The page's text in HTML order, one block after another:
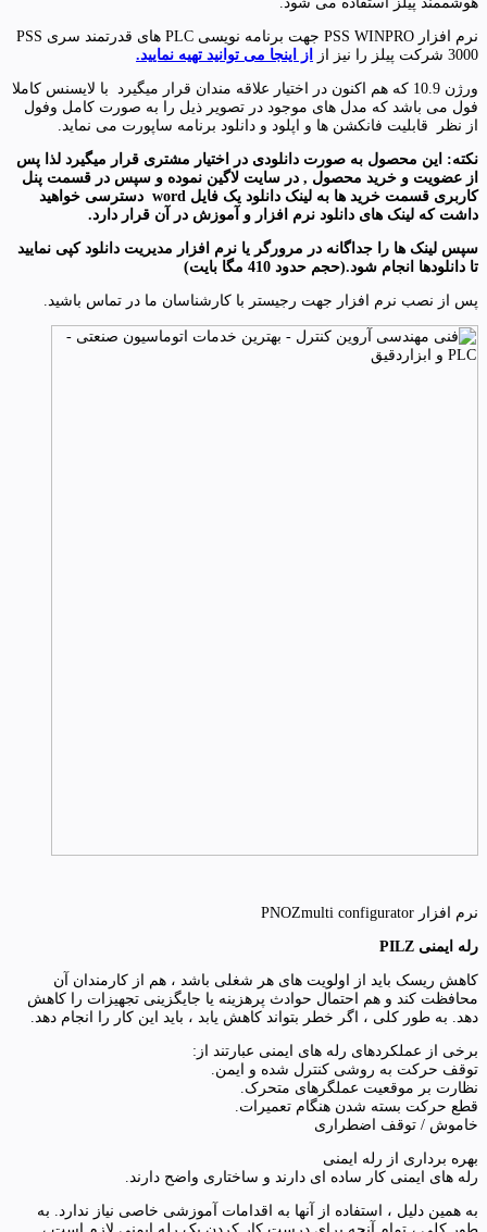
نرم افزار PSS WINPRO جهت برنامه نویسی PLC های قدرتمند سری PSS
3000 شرکت پیلز را نیز از
از اینجا می توانید تهیه نمایید.
ورژن 10.9 که هم اکنون در اختیار علاقه مندان قرار میگیرد با لایسنس کاملا
فول می باشد که مدل های موجود در تصویر ذیل را به صورت کامل وفول
از نظر قابلیت فانکشن ها و اپلود و دانلود برنامه ساپورت می نماید.
نکته: این محصول به صورت دانلودی در اختیار مشتری قرار میگیرد لذا پس
از عضویت و خرید محصول , در سایت لاگین نموده و سپس در قسمت پنل
کاربری قسمت خرید ها به لینک دانلود یک فایل word دسترسی خواهید
داشت که لینک های دانلود نرم افزار و آموزش در آن قرار دارد.
سپس لینک ها را جداگانه در مرورگر یا نرم افزار مدیریت دانلود کپی نمایید
تا دانلودها انجام شود.(حجم حدود 410 مگا بایت )
پس از نصب نرم افزار جهت رجیستر با کارشناسان ما در تماس باشید.
نرم افزار PNOZmulti configurator
رله ایمنی PILZ
کاهش ریسک باید از اولویت های هر شغلی باشد ، هم از کارمندان آن
محافظت کند و هم احتمال حوادث پرهزینه یا جایگزینی تجهیزات را کاهش
دهد. به طور کلی ، اگر خطر بتواند کاهش یابد ، باید این کار را انجام دهد.
برخی از عملکردهای رله های ایمنی عبارتند از:
توقف حرکت به روشی کنترل شده و ایمن.
نظارت بر موقعیت عملگرهای متحرک.
قطع حرکت بسته شدن هنگام تعمیرات.
خاموش / توقف اضطراری
بهره برداری از رله ایمنی
رله های ایمنی کار ساده ای دارند و ساختاری واضح دارند.
به همین دلیل ، استفاده از آنها به اقدامات آموزشی خاصی نیاز ندارد. به